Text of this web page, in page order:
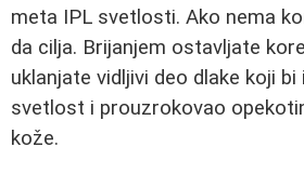
meta IPL svetlosti. Ako nema
da cilja. Brijanjem ostavljate
uklanjate vidljivi deo dlake koji
svetlost i prouzrokovao
kože.